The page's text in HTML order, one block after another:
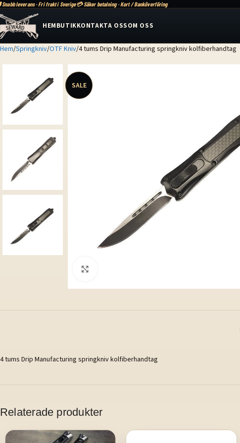
Snabb leverans · Fri frakt i Sverige💳 Säker betalning · Kort / Banköverföring
HEMBUTIKKONTAKTA OSSOM OSS
Hem Springkniv OTF Kniv 4 tums Drip Manufacturing springkniv kolfiberhandtag
SALE
4 tums Drip Manufacturing springkniv kolfiberhandtag
Relaterade produkter